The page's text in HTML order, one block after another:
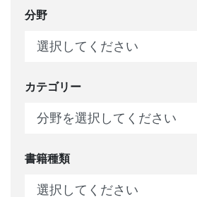
分野
カテゴリー
書籍種類